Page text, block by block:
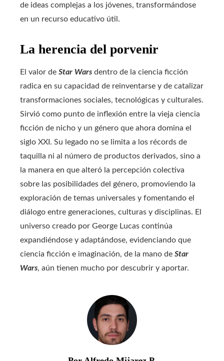
de ideas complejas a los jóvenes, transformándose
en un recurso educativo útil.
La herencia del porvenir
El valor de Star Wars dentro de la ciencia ficción
radica en su capacidad de reinventarse y de catalizar
transformaciones sociales, tecnológicas y culturales.
Sirvió como punto de inflexión entre la vieja ciencia
ficción de nicho y un género que ahora domina el
siglo XXI. Su legado no se limita a los récords de
taquilla ni al número de productos derivados, sino a
la manera en que alteró la percepción colectiva
sobre las posibilidades del género, promoviendo la
exploración de temas universales y fomentando el
diálogo entre generaciones, culturas y disciplinas. El
universo creado por George Lucas continúa
expandiéndose y adaptándose, evidenciando que
ciencia ficción e imaginación, de la mano de Star
Wars, aún tienen mucho por descubrir y aportar.